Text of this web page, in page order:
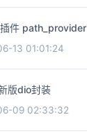
件 path_provider
13 01:01:24
版dio封装
09 02:33:32